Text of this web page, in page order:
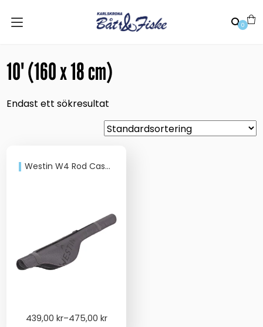
0
10' (160 x 18 cm)
Endast ett sökresultat
Westin W4 Rod Case Titanium Black
439,00 kr–475,00 kr
Price